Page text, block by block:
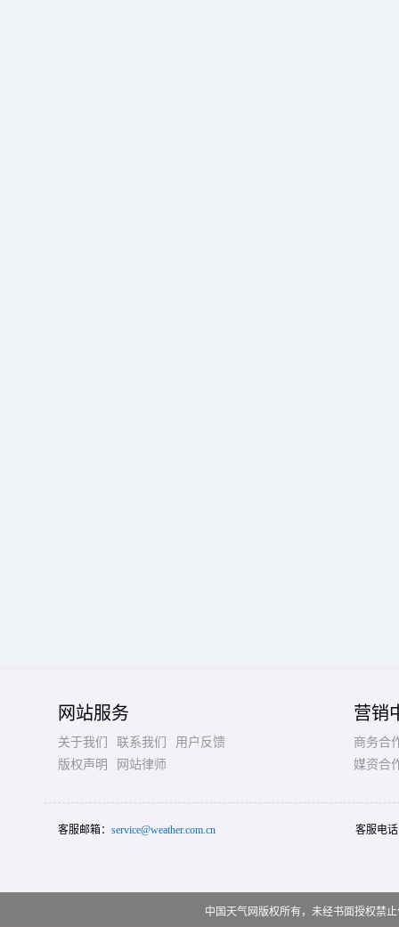
网站服务
关于我们 联系我们
用户反馈
版权声明
网站律师
营销
商务合
媒资合
客服邮箱： service@weather.com.cn 客服电
中国天气网版权所有，未经书面授权